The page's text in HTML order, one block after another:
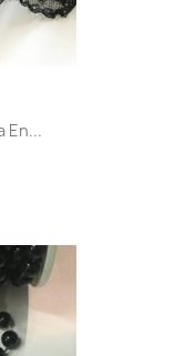
En...